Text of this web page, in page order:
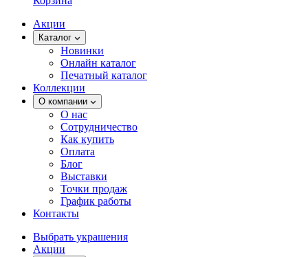
Акции
Каталог
Новинки
Онлайн каталог
Печатный каталог
Коллекции
О компании
О нас
Сотрудничество
Как купить
Оплата
Блог
Выставки
Точки продаж
График работы
Контакты
Выбрать украшения
Акции